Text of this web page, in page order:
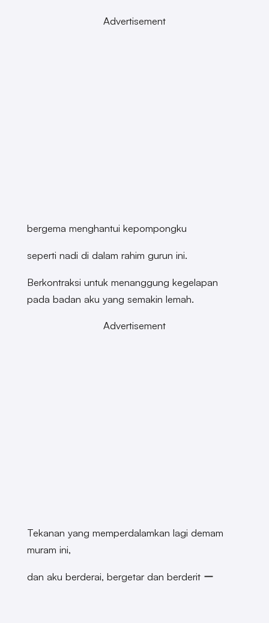
Advertisement
bergema menghantui kepompongku
seperti nadi di dalam rahim gurun ini.
Berkontraksi untuk menanggung kegelapan
pada badan aku yang semakin lemah.
Advertisement
Tekanan yang memperdalamkan lagi demam
muram ini,
dan aku berderai, bergetar dan berderit ー